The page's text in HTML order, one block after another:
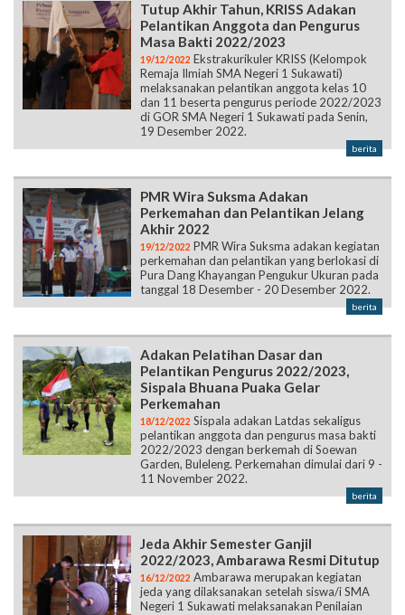
Tutup Akhir Tahun, KRISS Adakan
Pelantikan Anggota dan Pengurus
Masa Bakti 2022/2023
19/12/2022 Ekstrakurikuler KRISS (Kelompok
Remaja Ilmiah SMA Negeri 1 Sukawati)
melaksanakan pelantikan anggota kelas 10
dan 11 beserta pengurus periode 2022/2023
di GOR SMA Negeri 1 Sukawati pada Senin,
19 Desember 2022.
berita
PMR Wira Suksma Adakan
Perkemahan dan Pelantikan Jelang
Akhir 2022
19/12/2022 PMR Wira Suksma adakan kegiatan
perkemahan dan pelantikan yang berlokasi di
Pura Dang Khayangan Pengukur Ukuran pada
tanggal 18 Desember - 20 Desember 2022.
berita
Adakan Pelatihan Dasar dan
Pelantikan Pengurus 2022/2023,
Sispala Bhuana Puaka Gelar
Perkemahan
18/12/2022 Sispala adakan Latdas sekaligus
pelantikan anggota dan pengurus masa bakti
2022/2023 dengan berkemah di Soewan
Garden, Buleleng. Perkemahan dimulai dari 9 -
11 November 2022.
berita
Jeda Akhir Semester Ganjil
2022/2023, Ambarawa Resmi Ditutup
16/12/2022 Ambarawa merupakan kegiatan
jeda yang dilaksanakan setelah siswa/i SMA
Negeri 1 Sukawati melaksanakan Penilaian